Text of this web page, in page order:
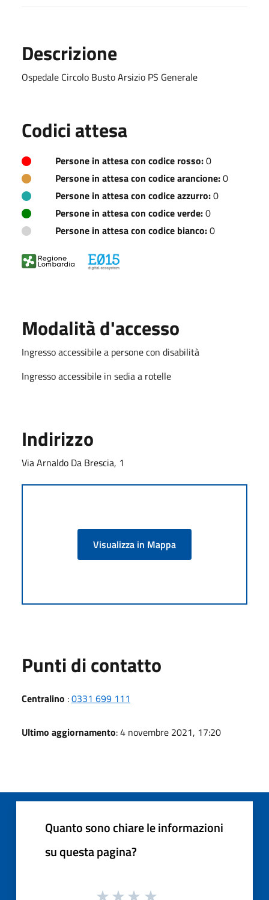
Descrizione
Ospedale Circolo Busto Arsizio PS Generale
Codici attesa
Persone in attesa con codice rosso:0
Persone in attesa con codice arancione:0
Persone in attesa con codice azzurro:0
Persone in attesa con codice verde:0
Persone in attesa con codice bianco:0
Modalità d'accesso
Ingresso accessibile a persone con disabilità
Ingresso accessibile in sedia a rotelle
Indirizzo
Via Arnaldo Da Brescia, 1
Visualizza in Mappa
Punti di contatto
Centralino :0331 699 111
Ultimo aggiornamento: 4 novembre 2021, 17:20
Quanto sono chiare le informazioni
su questa pagina?